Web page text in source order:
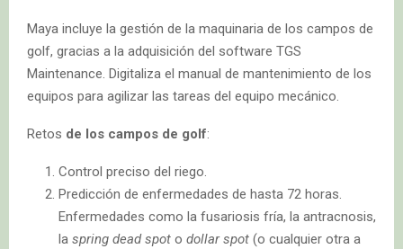
Maya incluye la gestión de la maquinaria de los campos de
golf, gracias a la adquisición del software TGS
Maintenance. Digitaliza el manual de mantenimiento de los
equipos para agilizar las tareas del equipo mecánico.
Retos de los campos de golf:
Control preciso del riego.
Predicción de enfermedades de hasta 72 horas.
Enfermedades como la fusariosis fría, la antracnosis,
la spring dead spot o dollar spot (o cualquier otra a